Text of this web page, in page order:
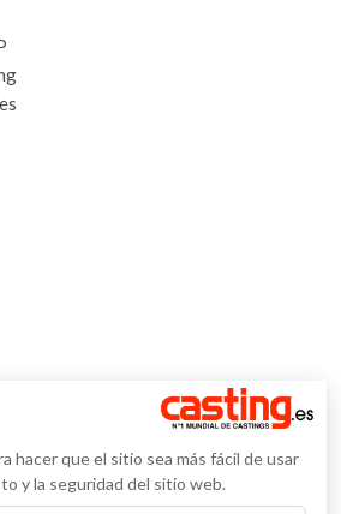
hacer que el sitio sea más fácil de usar
y la seguridad del sitio web.